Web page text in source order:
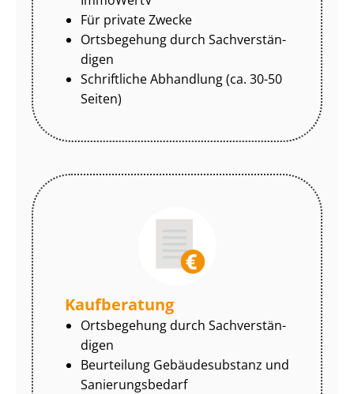
Für private Zwecke
Ortsbegehung durch Sach­ver­stän­
di­gen
Schriftliche Abhandlung (ca. 30-50
Seiten)
Kaufberatung
Ortsbegehung durch Sach­ver­stän­
di­gen
Beurteilung Gebäudesubstanz und
Sa­nie­rungs­be­darf